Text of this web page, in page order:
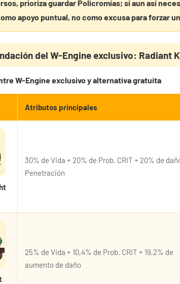
prioriza guardar Policromías; si aun así
apoyo puntual, no como excusa para forzar
del W-Engine exclusivo: Radiant
W-Engine exclusivo y alternativa gratuita
Atributos principales
30% de Vida + 20% de Prob. CRIT + 20% de
Penetración
25% de Vida + 10,4% de Prob. CRIT + 19,2% de
aumento de daño